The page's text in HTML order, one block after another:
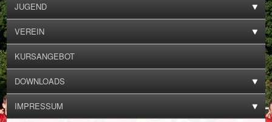
JUGEND
VEREIN
KURSANGEBOT
DOWNLOADS
IMPRESSUM